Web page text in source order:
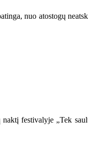
nuo atostogų
festivalyje „Tek